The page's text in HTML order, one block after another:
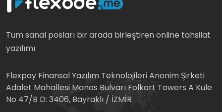
Tüm sanal posları bir arada birleştiren online tahsilat
yazılımı
Flexpay Finansal Yazılım Teknolojileri Anonim Şirketi
Adalet Mahallesi Manas Bulvarı Folkart Towers A Kule
No 47/B D: 3406, Bayraklı / İZMİR